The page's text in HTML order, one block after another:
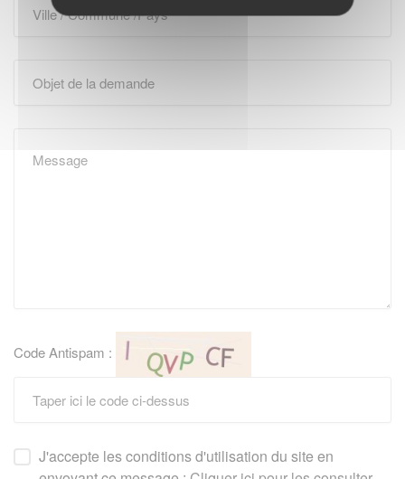
Code Antispam :
J'accepte les conditions d'utilisation du site en